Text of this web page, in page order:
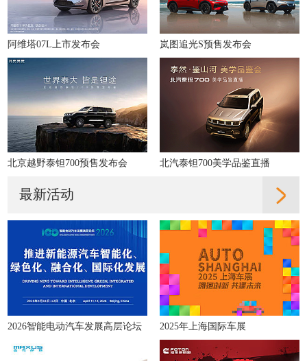
阿维塔07L上市发布会 岚图追光S预售发布会
北京越野泰钽700预售发布会 北汽泰钽700美学品鉴直播
最新活动
2026智能电动汽车发展高层论坛 2025年上海国际车展